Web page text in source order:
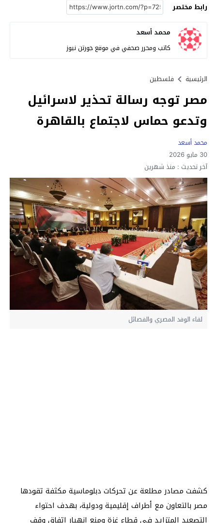
رابط مختصر
محمد أسعد
كاتب ومحرر صحفي في موقع جورتن نيوز
الرئيسية فلسطين
مصر توجه رسالة تحذير لاسرائيل
وتدعو حماس لاجتماع بالقاهرة
محمد أسعد
30 مايو 2026
آخر تحديث : منذ شهرين
لقاء الوفد المصري والفصائل
كشفت مصادر مطلعة عن تحركات دبلوماسية مكثفة تقودها
مصر بالتعاون مع أطراف إقليمية ودولية، بهدف احتواء
التصعيد المتزايد في قطاع غزة ومنع انهيار اتفاق وقف